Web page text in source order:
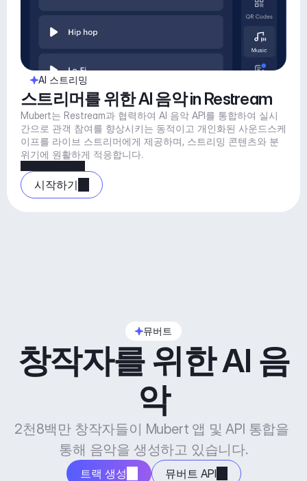
AI 스트리밍
스트리머를 위한 AI 음악 in Restream
Mubert는 Restream과 협력하여 AI 음악 API를 통합하여 실시
간으로 관객 참여를 향상시키는 동적이고 개인화된 사운드스케
이프를 라이브 스트리머에게 제공하며, 스트리밍 콘텐츠와 분
위기에 원활하게 적응합니다.
시작하기
뮤버트
창작자를 위한 AI 음
악
2천8백만 창작자들이 Mubert 앱 및 API 통합을
통해 음악을 생성하고 있습니다.
트랙 생성 뮤버트 API